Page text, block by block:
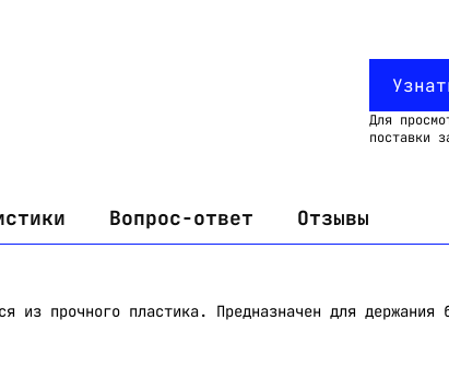
Для
поставки
Вопрос-ответ Отзывы
из прочного пластика. Предназначен для